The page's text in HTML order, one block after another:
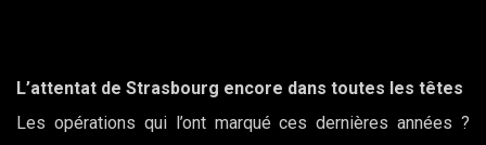
L’attentat de Strasbourg encore dans toutes les têtes
Les opérations qui l’ont marqué ces dernières années ?